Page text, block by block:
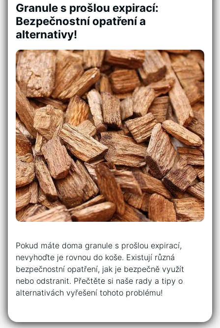
Granule s prošlou expirací:
Bezpečnostní opatření a
alternativy!
Pokud máte doma granule s prošlou expirací,
nevyhoďte je rovnou do koše. Existují různá
bezpečnostní opatření, jak je bezpečně využít
nebo odstranit. Přečtěte si naše rady a tipy o
alternativách vyřešení tohoto problému!